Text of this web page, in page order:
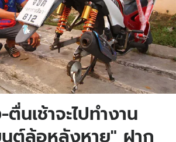
นเช้าจะไปทำงาน
ต์ล้อหลังหาย" ฝาก